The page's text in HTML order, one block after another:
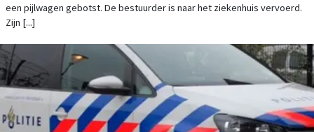
een pijlwagen gebotst. De bestuurder is naar het ziekenhuis vervoerd.
Zijn [...]